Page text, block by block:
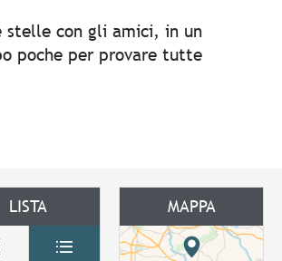
con gli amici, in un
poche per provare tutte
LISTA MAPPA